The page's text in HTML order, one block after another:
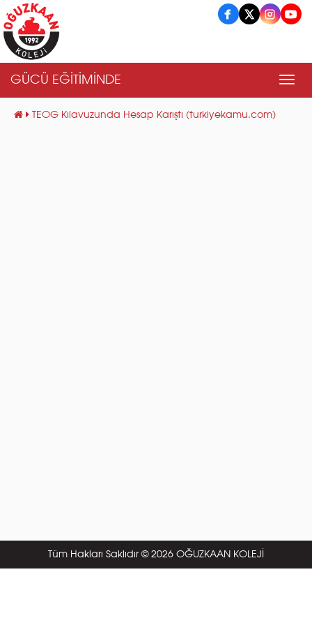
GÜCÜ EĞİTİMİNDE
TEOG Kılavuzunda Hesap Karıştı (turkiyekamu.com)
Tüm Hakları Saklıdır © 2026 OĞUZKAAN KOLEJİ